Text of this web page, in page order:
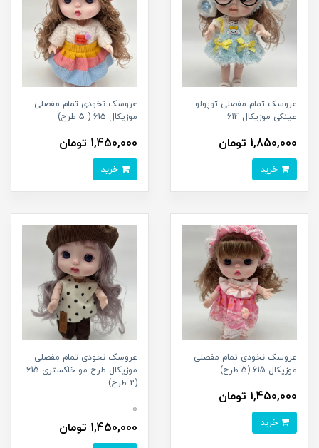
عروسک تمام مفصلی توپولو
عینکی موزيکال 614
1,850,000 تومان
عروسک نخودی تمام مفصلی
موزیکال 615 ( 5 طرح)
1,450,000 تومان
عروسک نخودی تمام مفصلی
موزیکال 615 (5 طرح)
1,450,000 تومان
عروسک نخودی تمام مفصلی
موزیکال طرح مو خاکستری 615
(2 طرح)
0
1,450,000 تومان